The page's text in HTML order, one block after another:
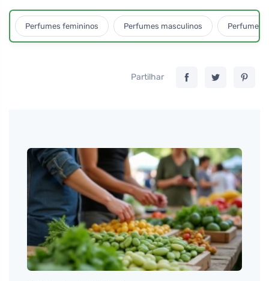
Perfumes femininos Perfumes masculinos Perfumes
Partilhar